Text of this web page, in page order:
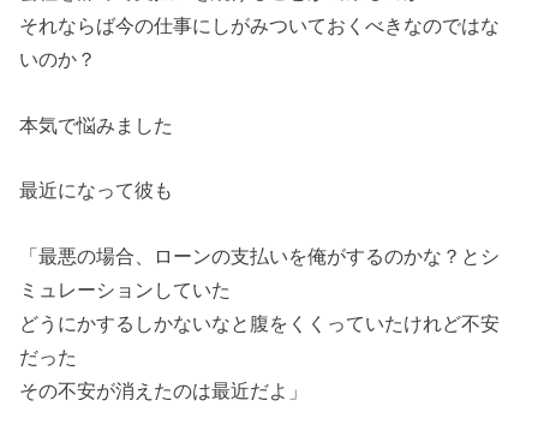
それならば今の仕事にしがみついておくべきなのではな
いのか？
本気で悩みました
最近になって彼も
「最悪の場合、ローンの支払いを俺がするのかな？とシ
ミュレーションしていた
どうにかするしかないなと腹をくくっていたけれど不安
だった
その不安が消えたのは最近だよ」